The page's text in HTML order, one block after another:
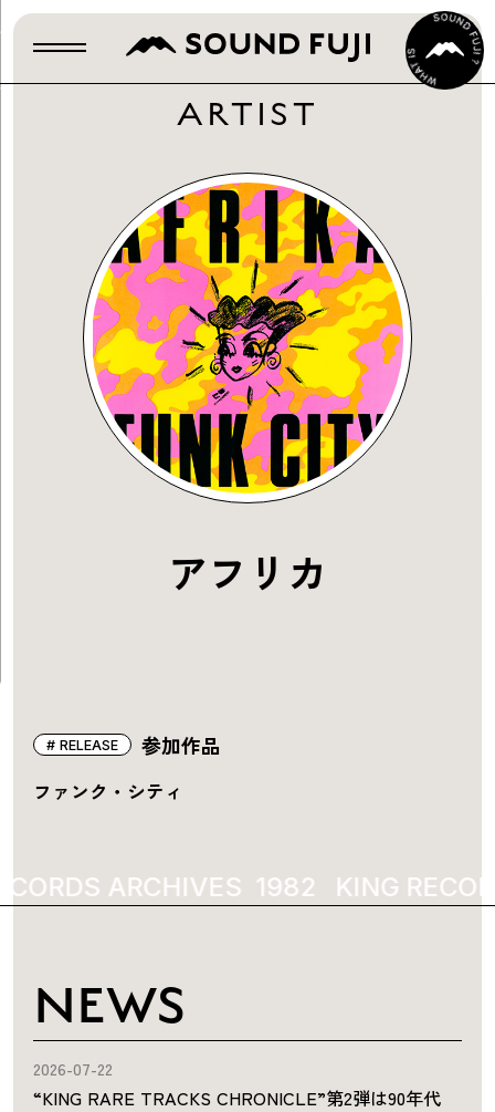
ARTIST
アフリカ
参加作品
RELEASE
ファンク・シティ
ARCHIVES 1982 KING
NEWS
2026-07-22
“KING RARE TRACKS CHRONICLE”第2弾は90年代